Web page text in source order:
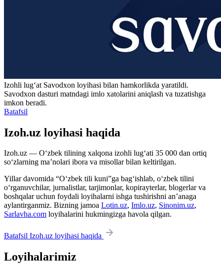
Izohli lugʻat Savodxon loyihasi bilan hamkorlikda yaratildi.
Savodxon dasturi matndagi imlo xatolarini aniqlash va tuzatishga
imkon beradi.
Batafsil
Izoh.uz loyihasi haqida
Izoh.uz — O‘zbek tilining xalqona izohli lug‘ati 35 000 dan ortiq
so‘zlarning ma’nolari ibora va misollar bilan keltirilgan.
Yillar davomida “O‘zbek tili kuni”ga bag‘ishlab, o‘zbek tilini
o‘rganuvchilar, jurnalistlar, tarjimonlar, kopirayterlar, blogerlar va
boshqalar uchun foydali loyihalarni ishga tushirishni an’anaga
aylantirganmiz. Bizning jamoa Lotin.uz, Imlo.uz, Sinonim.uz,
Sarlavha.com loyihalarini hukmingizga havola qilgan.
Batafsil Izoh.uz loyihasi haqida
Loyihalarimiz